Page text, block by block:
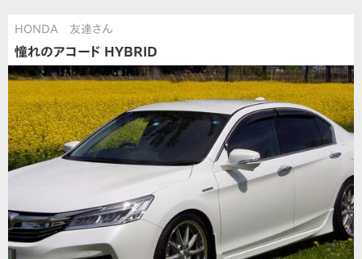
HONDA 友達さん
憧れのアコード HYBRID